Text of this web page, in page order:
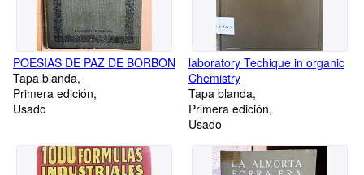
POESIAS DE PAZ DE BORBON
Tapa blanda
Primera edición
Usado
laboratory Techique in organic
Chemistry
Tapa blanda
Primera edición
Usado